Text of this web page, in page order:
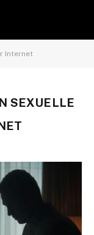
Internet
SEXUELLE